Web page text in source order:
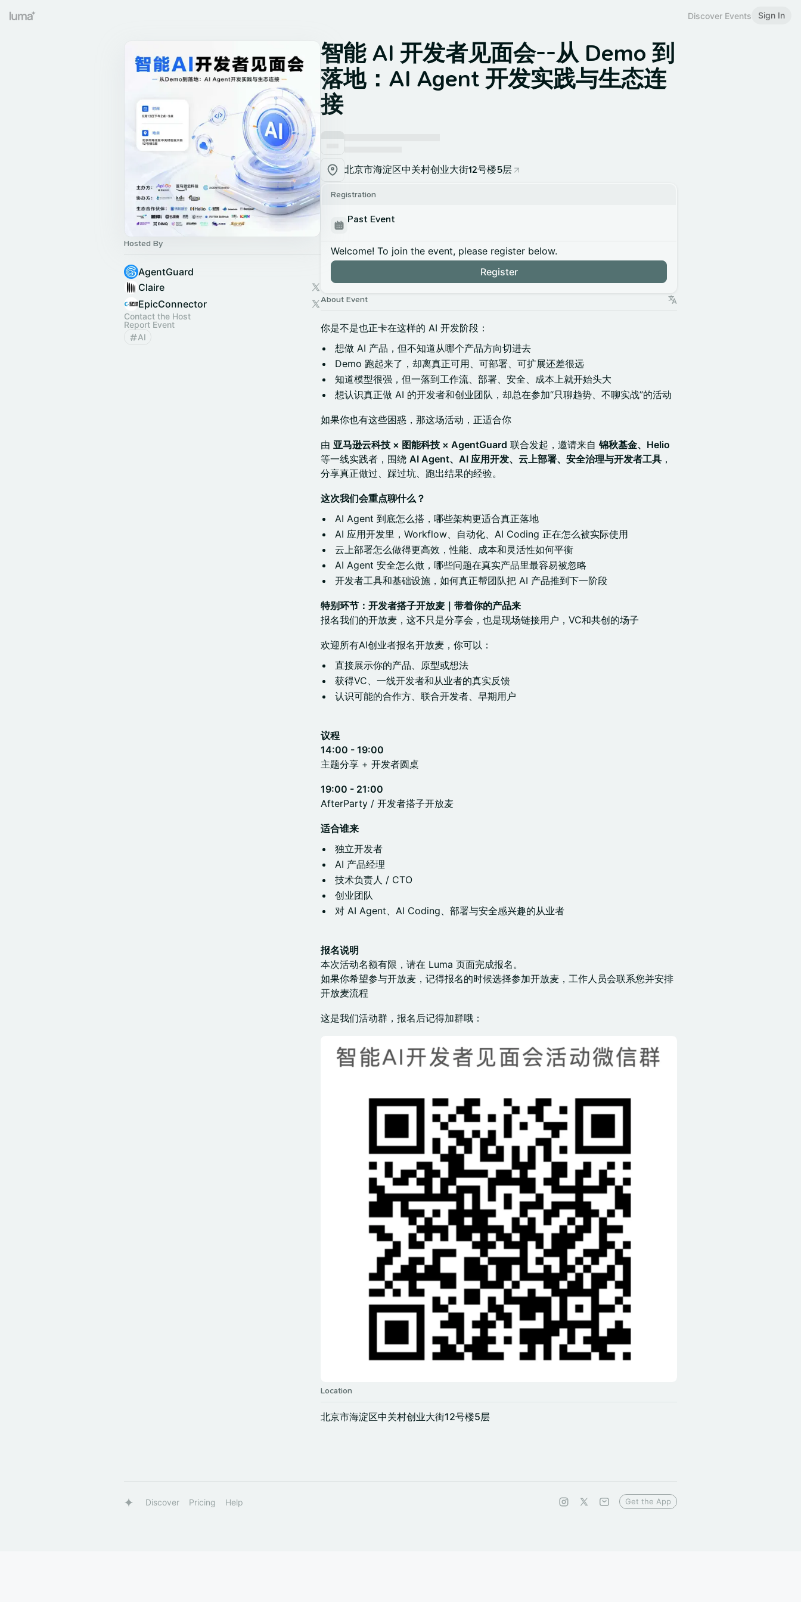
Discover Events Sign In
Hosted By
AgentGuard
Claire
EpicConnector
Contact the Host
Report Event
AI
智能 AI 开发者见面会--从 Demo 到
落地：AI Agent 开发实践与生态连
接
北京市海淀区中关村创业大街12号楼5层
Registration
Past Event
Welcome! To join the event, please register below.
Register
About Event
你是不是也正卡在这样的 AI 开发阶段：
想做 AI 产品，但不知道从哪个产品方向切进去
Demo 跑起来了，却离真正可用、可部署、可扩展还差很远
知道模型很强，但一落到工作流、部署、安全、成本上就开始头大
想认识真正做 AI 的开发者和创业团队，却总在参加“只聊趋势、不聊实战”的活动
如果你也有这些困惑，那这场活动，正适合你
由 亚马逊云科技 × 图能科技 × AgentGuard 联合发起，邀请来自 锦秋基金、Helio
等一线实践者，围绕 AI Agent、AI 应用开发、云上部署、安全治理与开发者工具 ，
分享真正做过、踩过坑、跑出结果的经验。
这次我们会重点聊什么？
AI Agent 到底怎么搭，哪些架构更适合真正落地
AI 应用开发里，Workflow、自动化、AI Coding 正在怎么被实际使用
云上部署怎么做得更高效，性能、成本和灵活性如何平衡
AI Agent 安全怎么做，哪些问题在真实产品里最容易被忽略
开发者工具和基础设施，如何真正帮团队把 AI 产品推到下一阶段
特别环节：开发者搭子开放麦｜带着你的产品来
报名我们的开放麦，这不只是分享会，也是现场链接用户，VC和共创的场子
欢迎所有AI创业者报名开放麦，你可以：
直接展示你的产品、原型或想法
获得VC、一线开发者和从业者的真实反馈
认识可能的合作方、联合开发者、早期用户
议程
14:00 - 19:00
主题分享 + 开发者圆桌
19:00 - 21:00
AfterParty / 开发者搭子开放麦
适合谁来
独立开发者
AI 产品经理
技术负责人 / CTO
创业团队
对 AI Agent、AI Coding、部署与安全感兴趣的从业者
报名说明
本次活动名额有限，请在 Luma 页面完成报名。
如果你希望参与开放麦，记得报名的时候选择参加开放麦，工作人员会联系您并安排
开放麦流程
这是我们活动群，报名后记得加群哦：
Location
北京市海淀区中关村创业大街12号楼5层
Discover Pricing Help Get the App